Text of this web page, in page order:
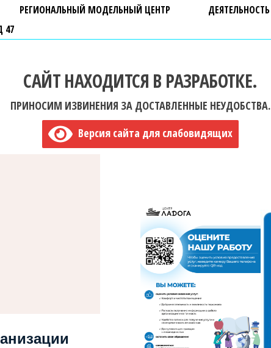
РЕГИОНАЛЬНЫЙ МОДЕЛЬНЫЙ ЦЕНТР ДЕЯТЕЛЬНОСТЬ
47
САЙТ НАХОДИТСЯ В РАЗРАБОТКЕ.
ПРИНОСИМ ИЗВИНЕНИЯ ЗА ДОСТАВЛЕННЫЕ НЕУДОБСТВА.
Версия сайта для слабовидящих